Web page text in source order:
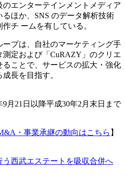
エンターテインメントメディア
るほか、SNS のデータ解析技術
チ ームを有している。
プは、自社のマーケティング手
定および「CuRAZY」のクリエ
ことで、サービスの拡大・強化
長を目指す。
21日以降平成30年2月末日まで
・事業承継の動向はこちら 】
西武エステートを吸収合併へ